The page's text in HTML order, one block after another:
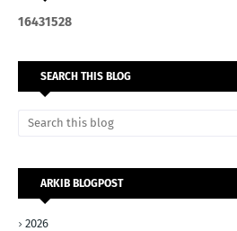
16431528
SEARCH THIS BLOG
ARKIB BLOGPOST
2026